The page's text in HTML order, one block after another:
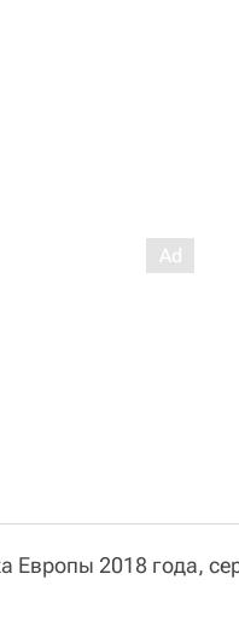
Европы 2018 года,